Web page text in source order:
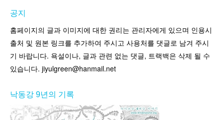
공지
홈페이지의 글과 이미지에 대한 권리는 관리자에게 있으며 인용시
출처 및 원본 링크를 추가하여 주시고 사용처를 댓글로 남겨 주시
기 바랍니다. 욕설이나, 글과 관련 없는 댓글, 트랙백은 삭제 될 수
있습니다. jiyulgreen@hanmail.net
낙동강 9년의 기록